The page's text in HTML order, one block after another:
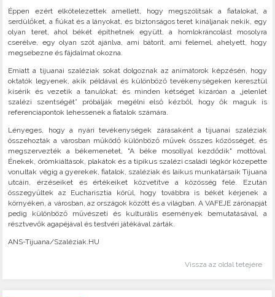
Éppen ezért elkötelezettek amellett, hogy megszólítsák a fiatalokat, a
serdülőket, a fiúkat és a lányokat, és biztonságos teret kínáljanak nekik, egy
olyan teret, ahol békét építhetnek együtt, a homlokráncolást mosolyra
cserélve, egy olyan szót ajánlva, ami bátorít, ami felemel, ahelyett, hogy
megsebezne és fájdalmat okozna.
Emiatt a tijuanai szaléziak sokat dolgoznak az animátorok képzésén, hogy
oktatók legyenek, akik példával és különböző tevékenységeken keresztül
kísérik és vezetik a tanulókat; és minden kétséget kizáróan a „jelenlét
szalézi szentségét” próbálják megélni első kézből, hogy ők maguk is
referenciapontok lehessenek a fiatalok számára.
Lényeges, hogy a nyári tevékenységek zárásaként a tijuanai szaléziak
összehozták a városban működő különböző művek összes közösségét, és
megszervezték a békemenetet, "A béke mosollyal kezdődik" mottóval.
Énekek, örömkiáltások, plakátok és a tipikus szalézi családi légkör közepette
vonultak végig a gyerekek, fiatalok, szaléziak és laikus munkatársaik Tijuana
utcáin, érzéseiket és értékeiket közvetítve a közösség felé. Ezután
összegyűltek az Eucharisztia körül, hogy továbbra is békét kérjenek a
környéken, a városban, az országok között és a világban. A VAFEJE zárónapját
pedig különböző művészeti és kulturális események bemutatásával, a
résztvevők agapéjával és testvéri játékával zárták.
ANS-Tijuana/Szaléziak.HU
Vissza az oldal tetejére